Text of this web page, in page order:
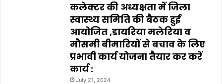
कलेक्टर की अध्यक्षता में जिला
स्वास्थ्य समिति की बैठक हुई
आयोजित ,डायरिया मलेरिया व
मौसमी बीमारियों से बचाव के लिए
प्रभावी कार्य योजना तैयार कर करें
कार्य :
July 21, 2024